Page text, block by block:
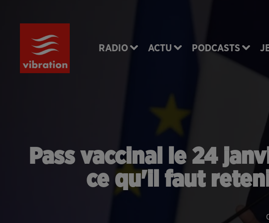
RADIO ACTU PODCASTS
Pass vaccinal le 24
ce qu'il faut